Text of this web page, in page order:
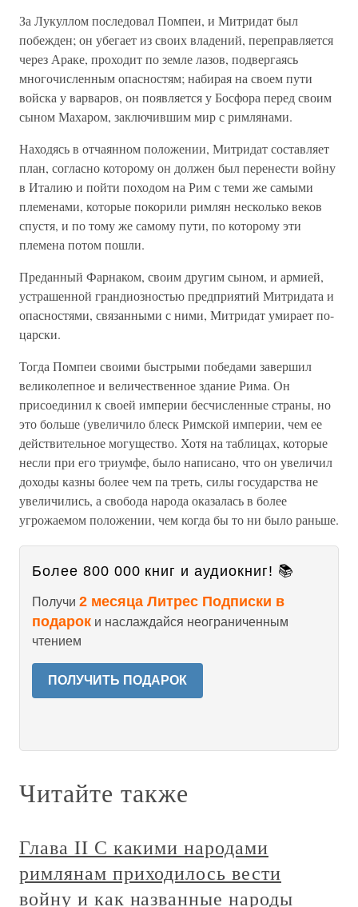
За Лукуллом последовал Помпеи, и Митридат был
побежден; он убегает из своих владений, переправляется
через Араке, проходит по земле лазов, подвергаясь
многочисленным опасностям; набирая на своем пути
войска у варваров, он появляется у Босфора перед своим
сыном Махаром, заключившим мир с римлянами.
Находясь в отчаянном положении, Митридат составляет
план, согласно которому он должен был перенести войну
в Италию и пойти походом на Рим с теми же самыми
племенами, которые покорили римлян несколько веков
спустя, и по тому же самому пути, по которому эти
племена потом пошли.
Преданный Фарнаком, своим другим сыном, и армией,
устрашенной грандиозностью предприятий Митридата и
опасностями, связанными с ними, Митридат умирает по-
царски.
Тогда Помпеи своими быстрыми победами завершил
великолепное и величественное здание Рима. Он
присоединил к своей империи бесчисленные страны, но
это больше (увеличило блеск Римской империи, чем ее
действительное могущество. Хотя на таблицах, которые
несли при его триумфе, было написано, что он увеличил
доходы казны более чем па треть, силы государства не
увеличились, а свобода народа оказалась в более
угрожаемом положении, чем когда бы то ни было раньше.
Более 800 000 книг и аудиокниг! 📚
Получи 2 месяца Литрес Подписки в
подарок и наслаждайся неограниченным
чтением
ПОЛУЧИТЬ ПОДАРОК
Читайте также
Глава II С какими народами
римлянам приходилось вести
войну и как названные народы